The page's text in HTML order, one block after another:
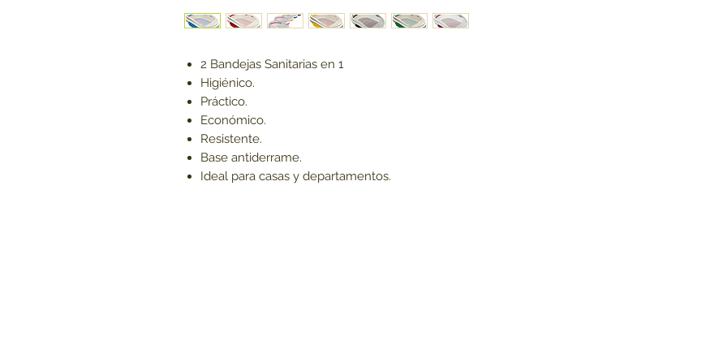
2 Bandejas Sanitarias en 1
Higiénico.
Práctico.
Económico.
Resistente.
Base antiderrame.
Ideal para casas y departamentos.